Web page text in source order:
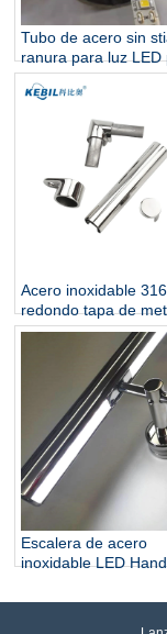
Tubo de acero sin
ranura para luz LED
escaleras y pajitas
iluminación
Acero inoxidable
redondo tapa de
tragamonedas
accesorios para
Escalera de acero
inoxidable LED